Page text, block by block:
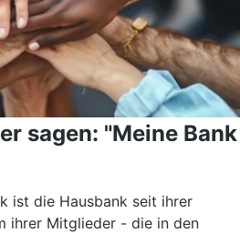
sagen: "Meine Bank
ist die Hausbank seit ihrer
ihrer Mitglieder - die in den